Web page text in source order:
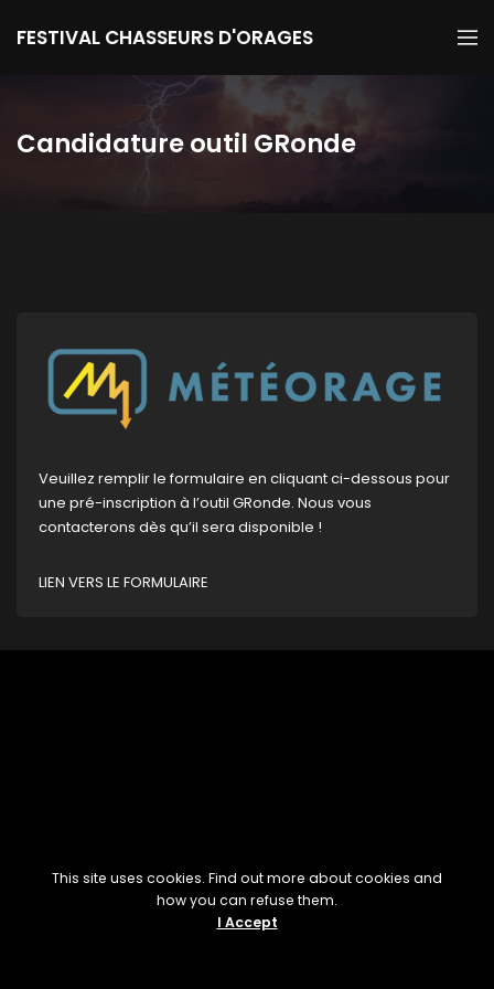
FESTIVAL CHASSEURS D'ORAGES
Candidature outil GRonde
Veuillez remplir le formulaire en cliquant ci-dessous pour
une pré-inscription à l’outil GRonde. Nous vous
contacterons dès qu’il sera disponible !
LIEN VERS LE FORMULAIRE
This site uses cookies. Find out more about cookies and
how you can refuse them.
I Accept